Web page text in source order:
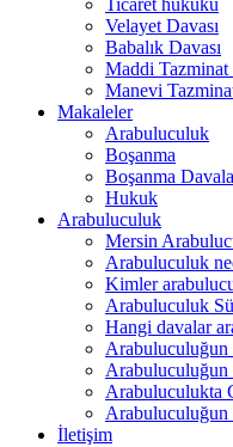
Ticaret hukuku
Velayet Davası
Babalık Davası
Maddi Tazminat
Manevi
Makaleler
Arabuluculuk
Boşanma
Boşanma
Hukuk
Arabuluculuk
Mersin
Arabuluculuk
Kimler
Arabuluculuk
Hangi davalar
Arabuluculuğun
Arabuluculukta
İletişim